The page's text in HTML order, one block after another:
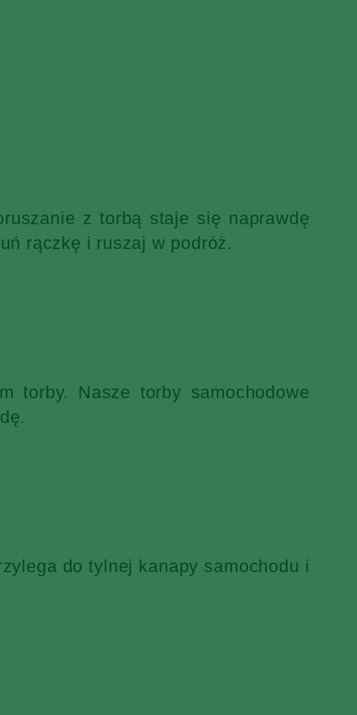
z torbą staje się naprawdę
rączkę i ruszaj w podróż.
torby. Nasze torby samochodowe
do tylnej kanapy samochodu i